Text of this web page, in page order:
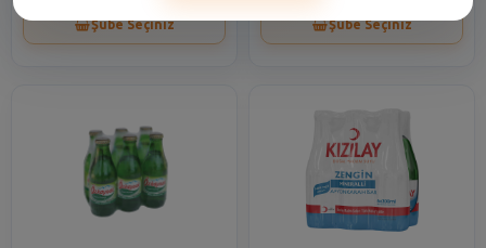
Şube Seçiniz Şube Seçiniz